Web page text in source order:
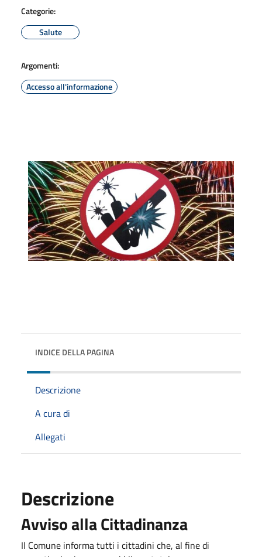
Categorie:
Salute
Argomenti:
Accesso all'informazione
INDICE DELLA PAGINA
Descrizione
A cura di
Allegati
Descrizione
Avviso alla Cittadinanza
Il Comune informa tutti i cittadini che, al fine di